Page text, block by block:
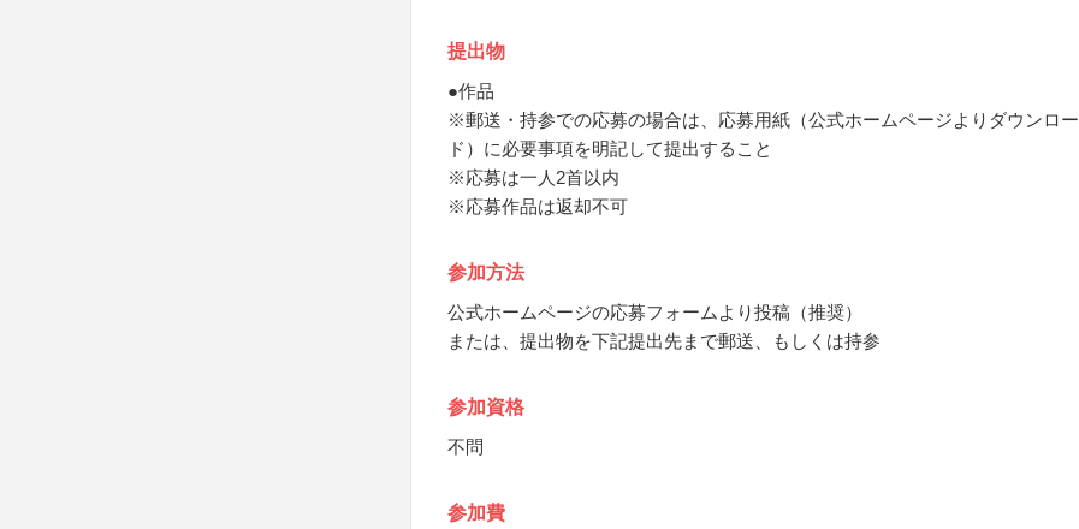
提出物
●作品
※郵送・持参での応募の場合は、応募用紙（公式ホームページよりダウンロー
ド）に必要事項を明記して提出すること
※応募は一人2首以内
※応募作品は返却不可
参加方法
公式ホームページの応募フォームより投稿（推奨）
または、提出物を下記提出先まで郵送、もしくは持参
参加資格
不問
参加費